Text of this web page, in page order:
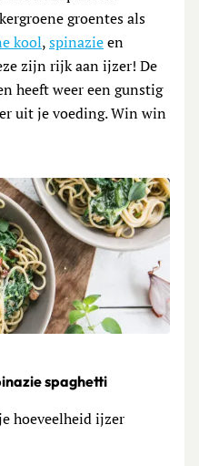
groentes als
kool,spinazieen
zijn rijk aan ijzer! De
heeft weer een gunstig
uit je voeding. Win win
spaghetti
hoeveelheid ijzer